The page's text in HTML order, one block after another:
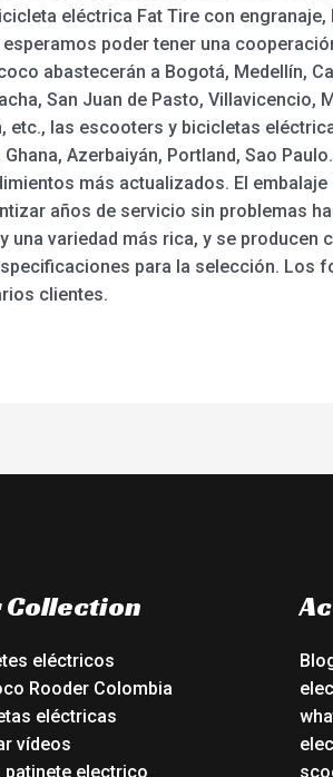
eléctrica Fat Tire con engranaje,
poder tener una
abastecerán a Bogotá, Medellín,
San Juan de Pasto, Villavicencio,
etc., las escooters y bicicletas
Azerbaiyán, Portland, Sao
más actualizados. El embalaje
años de servicio sin problemas
variedad más rica, y se producen
para la selección. Los
clientes.
Collection
eléctricos
Rooder Colombia
eléctricas
vídeos
patinete electrico